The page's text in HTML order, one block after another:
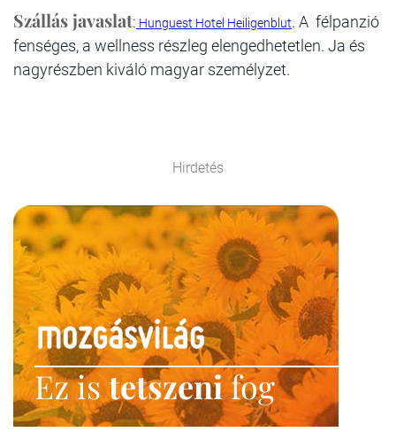
Szállás javaslat: Hunguest Hotel Heiligenblut. A félpanzió
fenséges, a wellness részleg elengedhetetlen. Ja és
nagyrészben kiváló magyar személyzet.
Hirdetés
Ez istetszenifog